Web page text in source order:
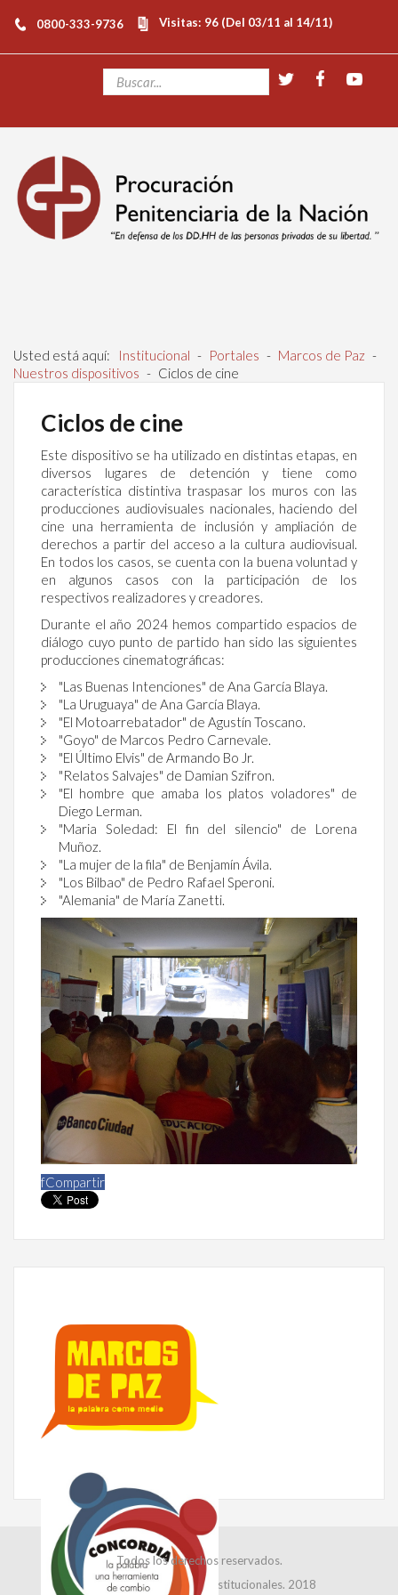
0800-333-9736 Visitas: 96 (Del 03/11 al 14/11)
Usted está aquí: Institucional - Portales - Marcos de Paz -
Nuestros dispositivos - Ciclos de cine
Ciclos de cine
Este dispositivo se ha utilizado en distintas etapas, en
diversos lugares de detención y tiene como
característica distintiva traspasar los muros con las
producciones audiovisuales nacionales, haciendo del
cine una herramienta de inclusión y ampliación de
derechos a partir del acceso a la cultura audiovisual.
En todos los casos, se cuenta con la buena voluntad y
en algunos casos con la participación de los
respectivos realizadores y creadores.
Durante el año 2024 hemos compartido espacios de
diálogo cuyo punto de partido han sido las siguientes
producciones cinematográficas:
"Las Buenas Intenciones" de Ana García Blaya.
"La Uruguaya" de Ana García Blaya.
"El Motoarrebatador" de Agustín Toscano.
"Goyo" de Marcos Pedro Carnevale.
"El Último Elvis" de Armando Bo Jr.
"Relatos Salvajes" de Damian Szifron.
"El hombre que amaba los platos voladores" de
Diego Lerman.
"Maria Soledad: El fin del silencio" de Lorena
Muñoz.
"La mujer de la fila" de Benjamín Ávila.
"Los Bilbao" de Pedro Rafael Speroni.
"Alemania" de María Zanetti.
fCompartir
Todos los derechos reservados.
Dirección de Relaciones Institucionales. 2018